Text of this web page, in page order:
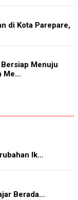
di Kota Parepare,
Menuju
Me…
Ik…
Berada…